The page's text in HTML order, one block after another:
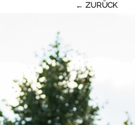
← ZURÜCK